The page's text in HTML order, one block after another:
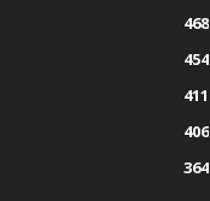
468
454
411
406
364